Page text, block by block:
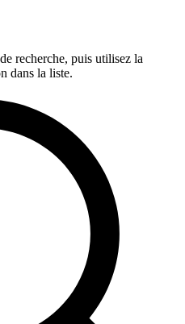
recherche, puis utilisez la
dans la liste.